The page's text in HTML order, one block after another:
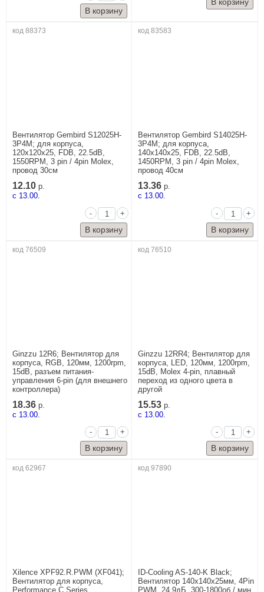
код 88373
Вентилятор Gembird S12025H-
3P4M; для корпуса,
120x120x25, FDB, 22.5dB,
1550RPM, 3 pin / 4pin Molex,
провод 30см
12.10 р.
c 13.00.
-
+
код 83583
Вентилятор Gembird S14025H-
3P4M; для корпуса,
140x140x25, FDB, 22.5dB,
1450RPM, 3 pin / 4pin Molex,
провод 40см
13.36 р.
c 13.00.
-
+
код 76509
Ginzzu 12R6; Вентилятор для
корпуса, RGB, 120мм, 1200rpm,
15dB, разъем питания-
управления 6-pin (для внешнего
контроллера)
18.36 р.
c 13.00.
-
+
код 76510
Ginzzu 12RR4; Вентилятор для
корпуса, LED, 120мм, 1200rpm,
15dB, Molex 4-pin, плавный
переход из одного цвета в
другой
15.53 р.
c 13.00.
-
+
код 62967
Xilence XPF92.R.PWM (XF041);
Вентилятор для корпуса,
Performance C Series,
код 97890
ID-Cooling AS-140-K Black;
Вентилятор 140x140x25мм, 4Pin
PWM, 24,9дБ, 300-1800об / мин